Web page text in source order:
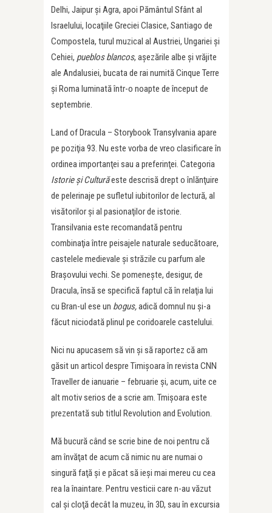
Delhi, Jaipur şi Agra, apoi Pământul Sfânt al
Israelului, locaţiile Greciei Clasice, Santiago de
Compostela, turul muzical al Austriei, Ungariei şi
Cehiei, pueblos blancos, aşezările albe şi vrăjite
ale Andalusiei, bucata de rai numită Cinque Terre
şi Roma luminată într-o noapte de început de
septembrie.
Land of Dracula – Storybook Transylvania apare
pe poziţia 93. Nu este vorba de vreo clasificare în
ordinea importanţei sau a preferinţei. Categoria
Istorie şi Culturăeste descrisă drept o înlănţuire
de pelerinaje pe sufletul iubitorilor de lectură, al
visătorilor şi al pasionaţilor de istorie.
Transilvania este recomandată pentru
combinaţia între peisajele naturale seducătoare,
castelele medievale şi străzile cu parfum ale
Braşovului vechi. Se pomeneşte, desigur, de
Dracula, însă se specifică faptul că în relaţia lui
cu Bran-ul ese un bogus,adică domnul nu şi-a
făcut niciodată plinul pe coridoarele castelului.
Nici nu apucasem să vin şi să raportez că am
găsit un articol despre Timişoara în revista CNN
Traveller de ianuarie – februarie şi, acum, uite ce
alt motiv serios de a scrie am. Tmişoara este
prezentată sub titlul Revolution and Evolution.
Mă bucură când se scrie bine de noi pentru că
am învăţat de acum că nimic nu are numai o
singură faţă şi e păcat să ieşi mai mereu cu cea
rea la înaintare. Pentru vesticii care n-au văzut
cal şi cloţă decât la muzeu, în 3D, sau în excursia